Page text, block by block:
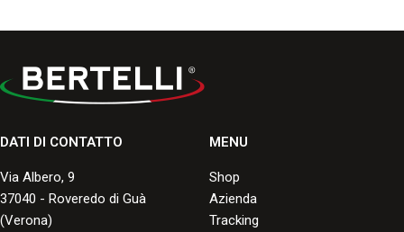
DATI DI CONTATTO
Via Albero, 9
37040 - Roveredo di Guà
(Verona)
MENU
Shop
Azienda
Tracking